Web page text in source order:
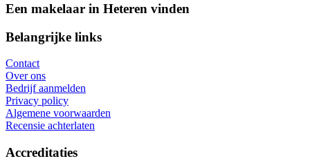
Een makelaar in Heteren vinden
Belangrijke links
Contact
Over ons
Bedrijf aanmelden
Privacy policy
Algemene voorwaarden
Recensie achterlaten
Accreditaties